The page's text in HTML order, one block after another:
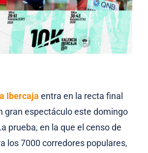
Ibercaja entra en la recta final
gran espectáculo este domingo
prueba, en la que el censo de
los 7000 corredores populares,